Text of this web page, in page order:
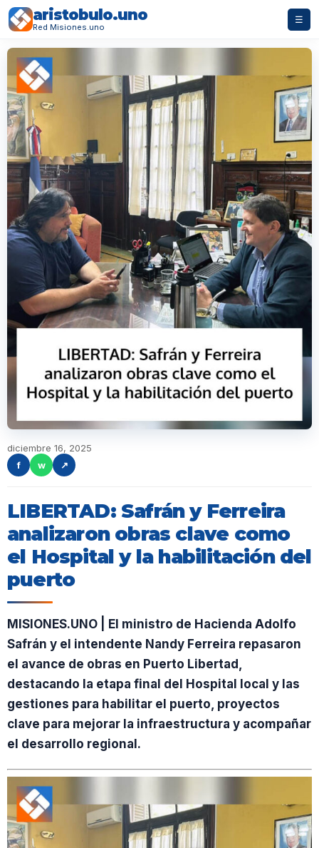
aristobulo.uno
Red Misiones.uno
☰
diciembre 16, 2025
f
w ↗
LIBERTAD: Safrán y Ferreira
analizaron obras clave como
el Hospital y la habilitación del
puerto
MISIONES.UNO | El ministro de Hacienda Adolfo
Safrán y el intendente Nandy Ferreira repasaron
el avance de obras en Puerto Libertad,
destacando la etapa final del Hospital local y las
gestiones para habilitar el puerto, proyectos
clave para mejorar la infraestructura y acompañar
el desarrollo regional.